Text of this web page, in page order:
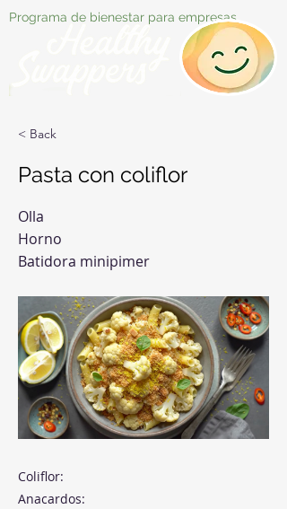
Programa de bienestar para empresas
< Back
Pasta con coliflor
Olla
Horno
Batidora minipimer
Coliflor:
Anacardos: